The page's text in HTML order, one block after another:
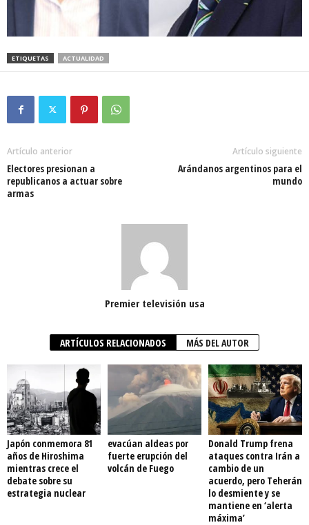
ETIQUETAS ACTUALIDAD
Artículo anterior
Electores presionan a
republicanos a actuar sobre
armas
Artículo siguiente
Arándanos argentinos para el
mundo
Premier televisión usa
ARTÍCULOS RELACIONADOS MÁS DEL AUTOR
Japón conmemora 81
años de Hiroshima
mientras crece el
debate sobre su
estrategia nuclear
evacúan aldeas por
fuerte erupción del
volcán de Fuego
Donald Trump frena
ataques contra Irán a
cambio de un
acuerdo, pero Teherán
lo desmiente y se
mantiene en ‘alerta
máxima’